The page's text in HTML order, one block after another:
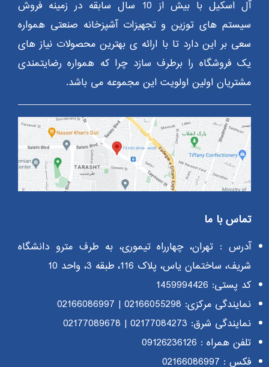
آل اسکیل با بیش از 10 سال سابقه در زمینه فروش
سیستم های توزین و تجهیزات آشپزخانه صنعتی همواره
سعی بر این دارد تا با ارائه ی بهترین محصولات نیاز های
یک فروشگاه را برطرف سازد چرا که همواره رضایتمندی
مشتریان اولین اولویت این مجموعه می باشد.
تماس با ما
آدرس : تهران، چهارراه تیموری، به طرف مترو دانشگاه
شریف، ساختمان یاس، پلاک 116، طبقه 3، واحد 10
کد پستی: 1459994426
نمایندگی مرکزی: 02166055298
|
02166086997
نمایندگی شرق: 02177084273
|
02177089678
تلفن همراه : 09126236126
فکس : 02166086997